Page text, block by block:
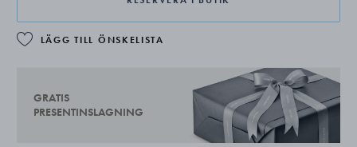
LÄGG TILL ÖNSKELISTA
GRATIS
PRESENTINSLAGNING